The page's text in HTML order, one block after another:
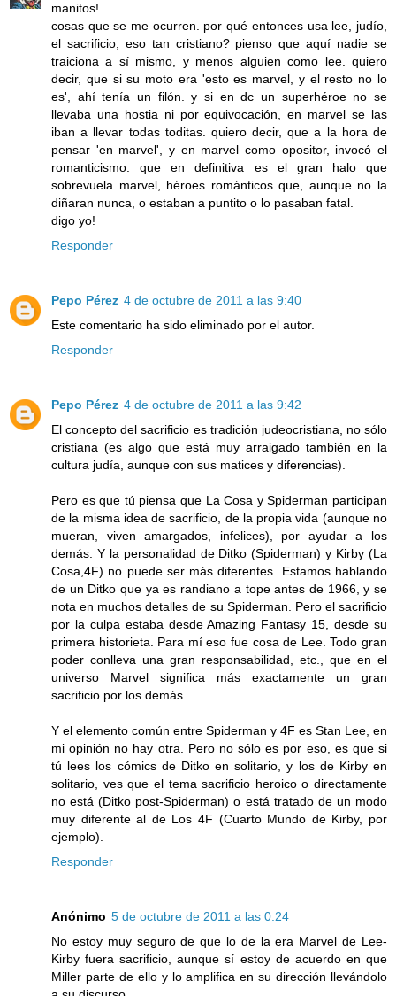
manitos!
cosas que se me ocurren. por qué entonces usa lee, judío,
el sacrificio, eso tan cristiano? pienso que aquí nadie se
traiciona a sí mismo, y menos alguien como lee. quiero
decir, que si su moto era 'esto es marvel, y el resto no lo
es', ahí tenía un filón. y si en dc un superhéroe no se
llevaba una hostia ni por equivocación, en marvel se las
iban a llevar todas toditas. quiero decir, que a la hora de
pensar 'en marvel', y en marvel como opositor, invocó el
romanticismo. que en definitiva es el gran halo que
sobrevuela marvel, héroes románticos que, aunque no la
diñaran nunca, o estaban a puntito o lo pasaban fatal.
digo yo!
Responder
Pepo Pérez 4 de octubre de 2011 a las 9:40
Este comentario ha sido eliminado por el autor.
Responder
Pepo Pérez 4 de octubre de 2011 a las 9:42
El concepto del sacrificio es tradición judeocristiana, no sólo
cristiana (es algo que está muy arraigado también en la
cultura judía, aunque con sus matices y diferencias).
Pero es que tú piensa que La Cosa y Spiderman participan
de la misma idea de sacrificio, de la propia vida (aunque no
mueran, viven amargados, infelices), por ayudar a los
demás. Y la personalidad de Ditko (Spiderman) y Kirby (La
Cosa,4F) no puede ser más diferentes. Estamos hablando
de un Ditko que ya es randiano a tope antes de 1966, y se
nota en muchos detalles de su Spiderman. Pero el sacrificio
por la culpa estaba desde Amazing Fantasy 15, desde su
primera historieta. Para mí eso fue cosa de Lee. Todo gran
poder conlleva una gran responsabilidad, etc., que en el
universo Marvel significa más exactamente un gran
sacrificio por los demás.
Y el elemento común entre Spiderman y 4F es Stan Lee, en
mi opinión no hay otra. Pero no sólo es por eso, es que si
tú lees los cómics de Ditko en solitario, y los de Kirby en
solitario, ves que el tema sacrificio heroico o directamente
no está (Ditko post-Spiderman) o está tratado de un modo
muy diferente al de Los 4F (Cuarto Mundo de Kirby, por
ejemplo).
Responder
Anónimo 5 de octubre de 2011 a las 0:24
No estoy muy seguro de que lo de la era Marvel de Lee-
Kirby fuera sacrificio, aunque sí estoy de acuerdo en que
Miller parte de ello y lo amplifica en su dirección llevándolo